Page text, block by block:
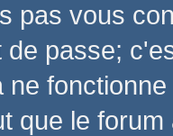
pas vous
de passe;
que le